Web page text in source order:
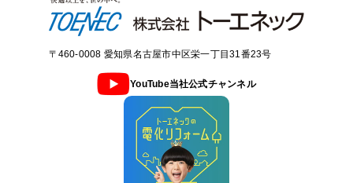
〒460-0008 愛知県名古屋市中区栄一丁目31番23号
YouTube当社公式チャンネル